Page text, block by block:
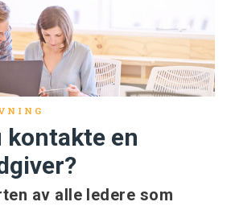
kontakte en
av alle ledere som